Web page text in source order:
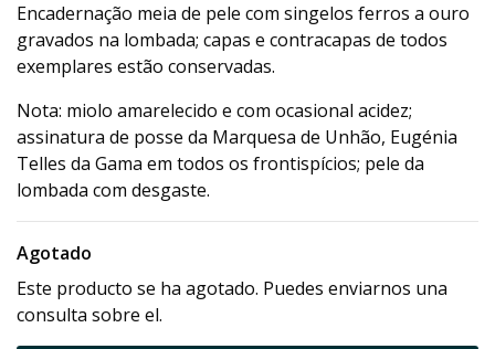
Encadernação meia de pele com singelos ferros a ouro
gravados na lombada; capas e contracapas de todos
exemplares estão conservadas.
Nota: miolo amarelecido e com ocasional acidez;
assinatura de posse da Marquesa de Unhão, Eugénia
Telles da Gama em todos os frontispícios; pele da
lombada com desgaste.
Agotado
Este producto se ha agotado. Puedes enviarnos una
consulta sobre el.